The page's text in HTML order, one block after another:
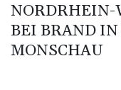
gesunken
Papst Leo bei
begeistert empfangen
NORDRHEIN-
BEI BRAND
MONSCHAU